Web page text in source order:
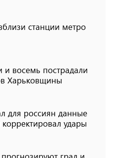
станции метро
и восемь пострадали
Харьковщины
для россиян данные
удары